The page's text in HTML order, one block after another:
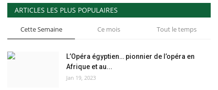
ARTICLES LES PLUS POPULAIRES
Cette Semaine Ce mois Tout le temps
L’Opéra égyptien… pionnier de l’opéra en
Afrique et au...
Jan 19, 2023